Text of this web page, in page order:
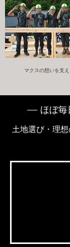
マクスの想いを支
ほぼ毎
土地選び・理